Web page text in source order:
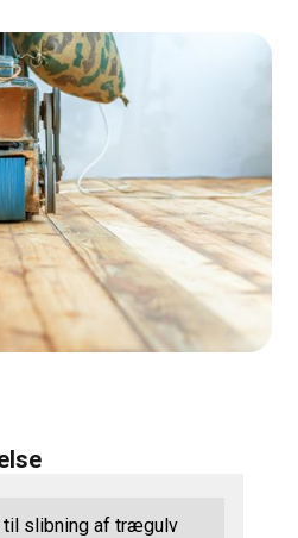
til slibning af trægulv